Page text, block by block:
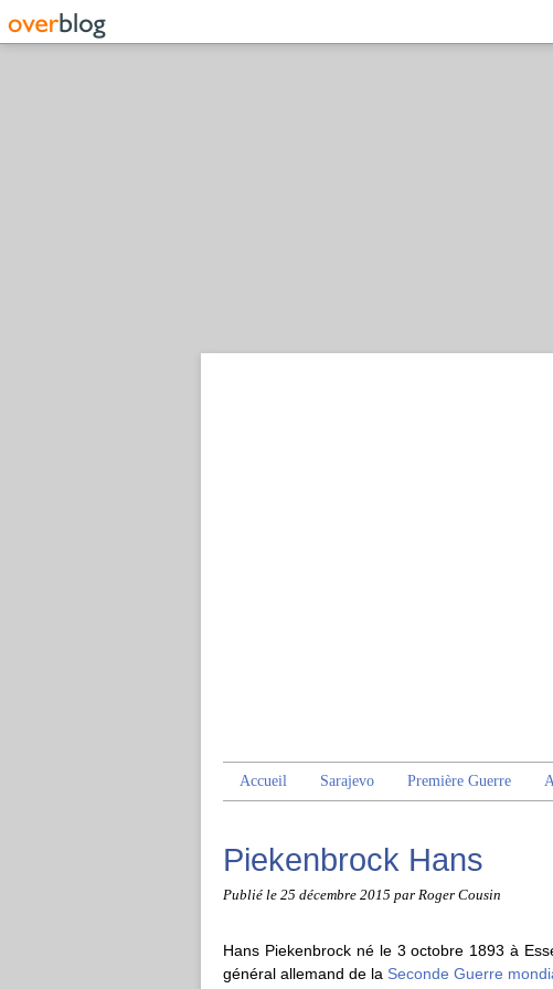
Accueil Sarajevo Première Guerre
Piekenbrock Hans
Publié le 25 décembre 2015 par Roger Cousin
Hans Piekenbrock né le 3 octobre 1893 à
général allemand de la Seconde Guerre